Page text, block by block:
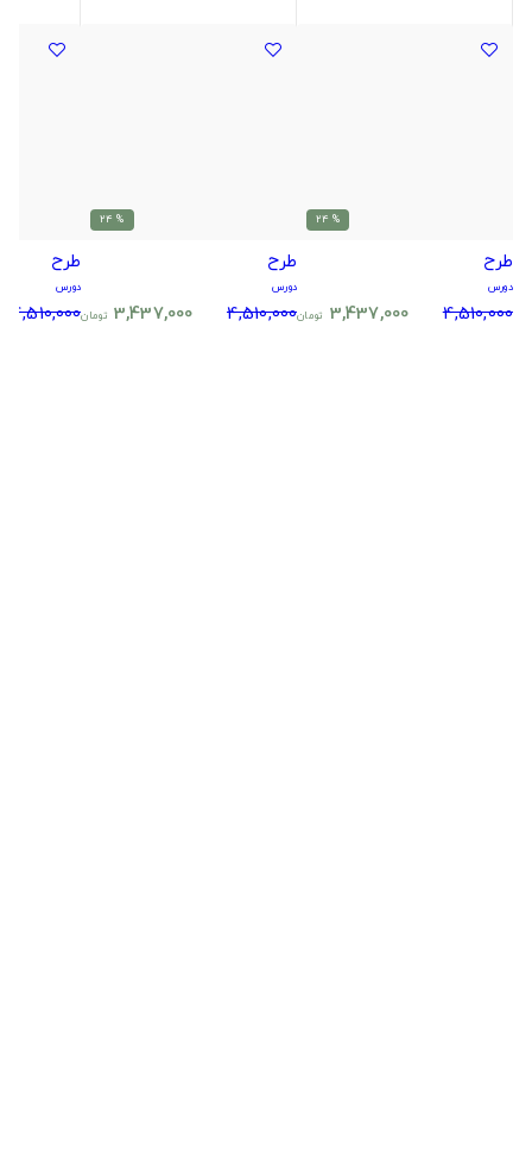
% 24
طرح
دورس
4,510,000
3,437,000 تومان
% 24
طرح
دورس
4,510,000
3,437,000 تومان
طرح
دورس
4,510,000